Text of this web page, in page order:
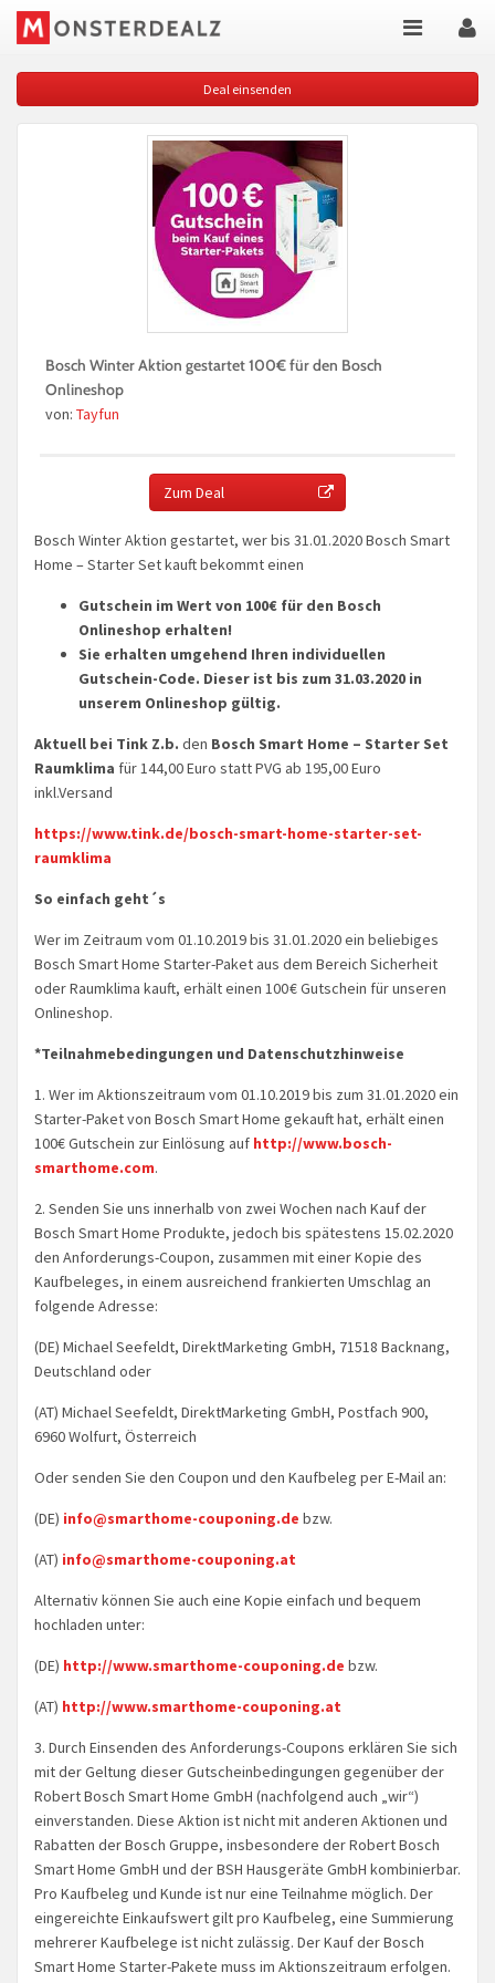
Deal einsenden
Bosch Winter Aktion gestartet 100€ für den Bosch
Onlineshop
von: Tayfun
Zum Deal
Bosch Winter Aktion gestartet, wer bis 31.01.2020 Bosch Smart
Home – Starter Set kauft bekommt einen
Gutschein im Wert von 100€ für den Bosch
Onlineshop erhalten!
Sie erhalten umgehend Ihren individuellen
Gutschein-Code. Dieser ist bis zum 31.03.2020 in
unserem Onlineshop gültig.
Aktuell bei Tink Z.b. den Bosch Smart Home – Starter Set
Raumklima für 144,00 Euro statt PVG ab 195,00 Euro
inkl.Versand
https://www.tink.de/bosch-smart-home-starter-set-
raumklima
So einfach geht´s
Wer im Zeitraum vom 01.10.2019 bis 31.01.2020 ein beliebiges
Bosch Smart Home Starter-Paket aus dem Bereich Sicherheit
oder Raumklima kauft, erhält einen 100 € Gutschein für unseren
Onlineshop.
*Teilnahmebedingungen und Datenschutzhinweise
1. Wer im Aktionszeitraum vom 01.10.2019 bis zum 31.01.2020 ein
Starter-Paket von Bosch Smart Home gekauft hat, erhält einen
100€ Gutschein zur Einlösung auf http://www.bosch-
smarthome.com.
2. Senden Sie uns innerhalb von zwei Wochen nach Kauf der
Bosch Smart Home Produkte, jedoch bis spätestens 15.02.2020
den Anforderungs-Coupon, zusammen mit einer Kopie des
Kaufbeleges, in einem ausreichend frankierten Umschlag an
folgende Adresse:
(DE) Michael Seefeldt, DirektMarketing GmbH, 71518 Backnang,
Deutschland oder
(AT) Michael Seefeldt, DirektMarketing GmbH, Postfach 900,
6960 Wolfurt, Österreich
Oder senden Sie den Coupon und den Kaufbeleg per E-Mail an:
(DE) info@smarthome-couponing.de bzw.
(AT) info@smarthome-couponing.at
Alternativ können Sie auch eine Kopie einfach und bequem
hochladen unter:
(DE) http://www.smarthome-couponing.de bzw.
(AT) http://www.smarthome-couponing.at
3. Durch Einsenden des Anforderungs-Coupons erklären Sie sich
mit der Geltung dieser Gutscheinbedingungen gegenüber der
Robert Bosch Smart Home GmbH (nachfolgend auch „wir“)
einverstanden. Diese Aktion ist nicht mit anderen Aktionen und
Rabatten der Bosch Gruppe, insbesondere der Robert Bosch
Smart Home GmbH und der BSH Hausgeräte GmbH kombinierbar.
Pro Kaufbeleg und Kunde ist nur eine Teilnahme möglich. Der
eingereichte Einkaufswert gilt pro Kaufbeleg, eine Summierung
mehrerer Kaufbelege ist nicht zulässig. Der Kauf der Bosch
Smart Home Starter-Pakete muss im Aktionszeitraum erfolgen.